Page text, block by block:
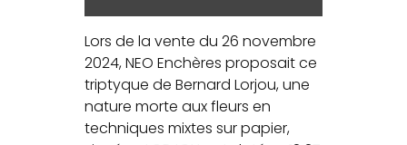
Lors de la vente du 26 novembre
2024, NEO Enchères proposait ce
triptyque de Bernard Lorjou, une
nature morte aux fleurs en
techniques mixtes sur papier,